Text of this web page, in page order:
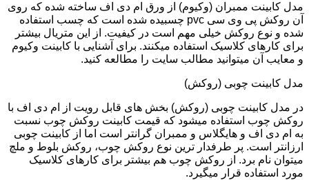
مدل کابینت ممبران (وکیوم) از ورق ام دی اف ساخته شده که روی
آن روکش پی وی سی pvc چسبیده شده است که چسب استفاده
شده و نوع روکش خیلی مهم است در کیفیت. از این متریال بیشتر
برای کارهای کلاسیک استفاده میکنند. برای آشنایی با کابینت وکیوم
و معایب آن میتوانید مطالب سایت را مطالعه کنید.
مدل کابینت چوبی (روکش)
در مدل کابینت چوبی (روکش) بخش های قابل رویت از ام دی اف با
روکش چوب استفاده میشود که قیمت کابینت روکش چوب نسبت
به ام دی اف و هایگلاس و ممبران گرانتر است اما از کابینت چوبی
ارزانتر است. پر طرفدار ترین نوع روکش چوب، روکش بلوط و ملچ
میتوان نام برد. از روکش چوب هم بیشتر برای کارهای کلاسیک
مورد استفاده قرار میگیرد.